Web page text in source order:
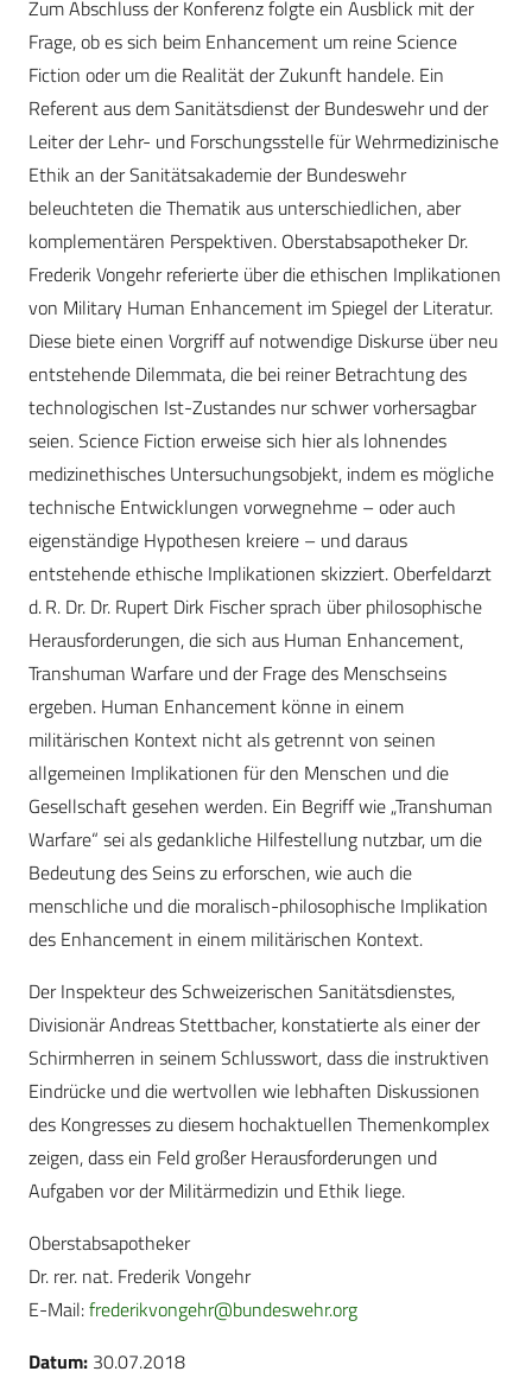
Zum Abschluss der Konferenz folgte ein Ausblick mit der
Frage, ob es sich beim Enhancement um reine Science
Fiction oder um die Realität der Zukunft handele. Ein
Referent aus dem Sanitätsdienst der Bundeswehr und der
Leiter der Lehr- und Forschungsstelle für Wehrmedizinische
Ethik an der Sanitätsakademie der Bundeswehr
beleuchteten die Thematik aus unterschiedlichen, aber
komplementären Perspektiven. Oberstabsapotheker Dr.
Frederik Vongehr referierte über die ethischen Implikationen
von Military Human Enhancement im Spiegel der Literatur.
Diese biete einen Vorgriff auf notwendige Diskurse über neu
entstehende Dilemmata, die bei reiner Betrachtung des
technologischen Ist-Zustandes nur schwer vorhersagbar
seien. Science Fiction erweise sich hier als lohnendes
medizinethisches Untersuchungsobjekt, indem es mögliche
technische Entwicklungen vorwegnehme – oder auch
eigenständige Hypothesen kreiere – und daraus
entstehende ethische Implikationen skizziert. Oberfeldarzt
d. R. Dr. Dr. Rupert Dirk Fischer sprach über philosophische
Herausforderungen, die sich aus Human Enhancement,
Transhuman Warfare und der Frage des Menschseins
ergeben. Human Enhancement könne in einem
militärischen Kontext nicht als getrennt von seinen
allgemeinen Implikationen für den Menschen und die
Gesellschaft gesehen werden. Ein Begriff wie „Transhuman
Warfare“ sei als gedankliche Hilfestellung nutzbar, um die
Bedeutung des Seins zu erforschen, wie auch die
menschliche und die moralisch-philosophische Implikation
des Enhancement in einem militärischen Kontext.
Der Inspekteur des Schweizerischen Sanitätsdienstes,
Divisionär Andreas Stettbacher, konstatierte als einer der
Schirmherren in seinem Schlusswort, dass die instruktiven
Eindrücke und die wertvollen wie lebhaften Diskussionen
des Kongresses zu diesem hochaktuellen Themenkomplex
zeigen, dass ein Feld großer Herausforderungen und
Aufgaben vor der Militärmedizin und Ethik liege.
Oberstabsapotheker
Dr. rer. nat. Frederik Vongehr
E-Mail:frederikvongehr@bundeswehr.org
Datum: 30.07.2018